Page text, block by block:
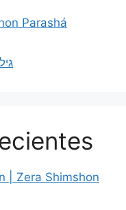
Parashá
| Zera Shimshon